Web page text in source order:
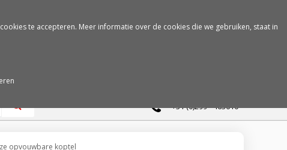
+31 (0)299 - 463610
opvouwbare koptel
te accepteren. Meer informatie over de cookies die we gebruiken, staat in